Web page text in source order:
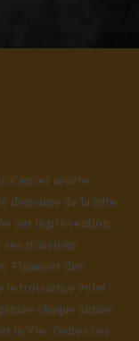
Cancer œuvre
domaine de la lutte
sur la prévention,
ses missions
Financer des
le troisième volet
chaque année
la Vie. Toutes ces